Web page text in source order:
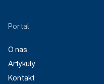
Portal
O nas
Artykuły
Kontakt